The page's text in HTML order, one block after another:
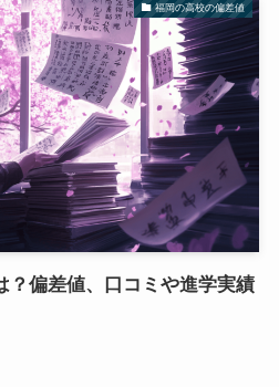
福岡の高校の偏差値
？偏差値、口コミや進学実績